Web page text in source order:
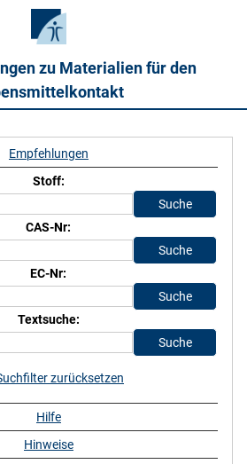
zu Materialien für den
Empfehlungen
Stoff:
CAS-Nr:
EC-Nr:
Textsuche:
zurücksetzen
Hilfe
Hinweise